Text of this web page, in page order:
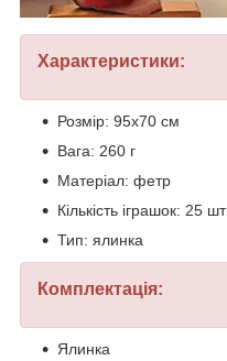
Характеристики:
Розмір: 95х70 см
Вага: 260 г
Матеріал: фетр
Кількість іграшок: 25 шт
Тип: ялинка
Комплектація:
Ялинка